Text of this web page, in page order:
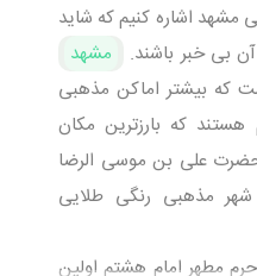
مشهد اشاره کنیم که شاید
بی خبر باشند.
مشهد
که بیشتر اماکن مذهبی
که بارزترین مکان
علی بن موسی الرضا
مذهبی رنگی طلایی
مطهر امام هشتم اولین